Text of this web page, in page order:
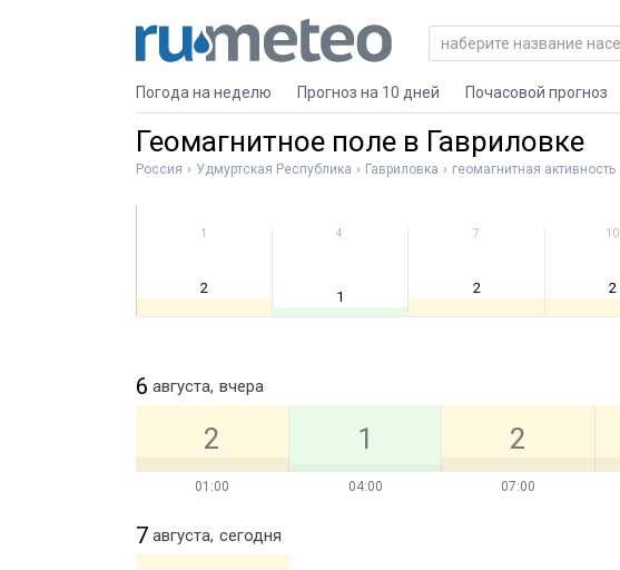
Погода на неделю Прогноз на 10 дней Почасовой прогноз
Геомагнитное поле в Гавриловке
Россия Удмуртская Республика Гавриловка геомагнитная активность
1
2
4
1
7
2
10
2
6 августа, вчера
01:00
2
04:00
1
07:00
2
7 августа, сегодня